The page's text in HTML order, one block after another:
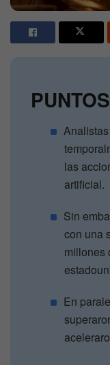
las
artificial.
Sin
con una
millones
En